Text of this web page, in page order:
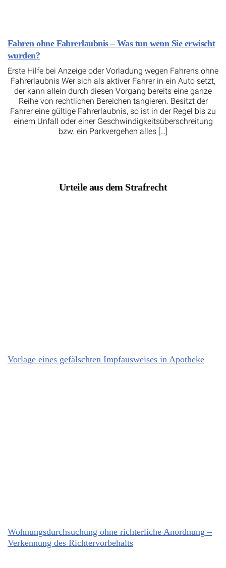
Fahren ohne Fahrerlaubnis – Was tun wenn Sie erwischt
wurden?
Erste Hilfe bei Anzeige oder Vorladung wegen Fahrens ohne
Fahrerlaubnis Wer sich als aktiver Fahrer in ein Auto setzt,
der kann allein durch diesen Vorgang bereits eine ganze
Reihe von rechtlichen Bereichen tangieren. Besitzt der
Fahrer eine gültige Fahrerlaubnis, so ist in der Regel bis zu
einem Unfall oder einer Geschwindigkeitsüberschreitung
bzw. ein Parkvergehen alles […]
Urteile aus dem Strafrecht
Vorlage eines gefälschten Impfausweises in Apotheke
Wohnungsdurchsuchung ohne richterliche Anordnung –
Verkennung des Richtervorbehalts